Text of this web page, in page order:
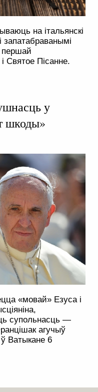
на італьянскі
запатабраванымі
першай
Святое Пісанне.
у
шкоды»
«мовай» Езуса і
супольнасць —
агучыў
Ватыкане 6